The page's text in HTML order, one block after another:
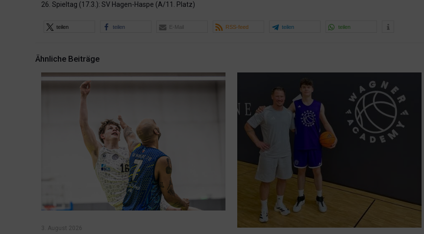
26. Spieltag (17.3.): SV Hagen-Haspe (A/11. Platz)
teilen teilen E-Mail RSS-feed teilen teilen
Ähnliche Beiträge
3. August 2026